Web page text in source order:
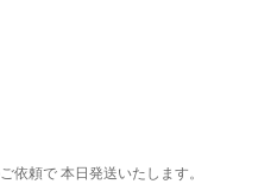
依頼で 本日発送いたします。